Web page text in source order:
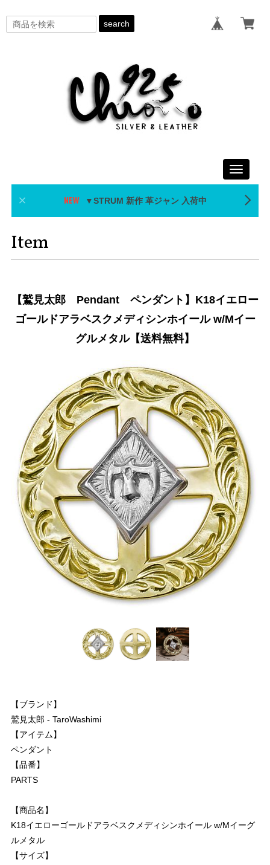
search
Toggle
▼STRUM 新作 革ジャン 入荷中
Item
【鷲見太郎 Pendant ペンダント】K18イエロー
ゴールドアラベスクメディシンホイール w/Mイー
グルメタル【送料無料】
【ブランド】
鷲見太郎 - TaroWashimi
【アイテム】
ペンダント
【品番】
PARTS
【商品名】
K18イエローゴールドアラベスクメディシンホイール w/Mイーグ
ルメタル
【サイズ】